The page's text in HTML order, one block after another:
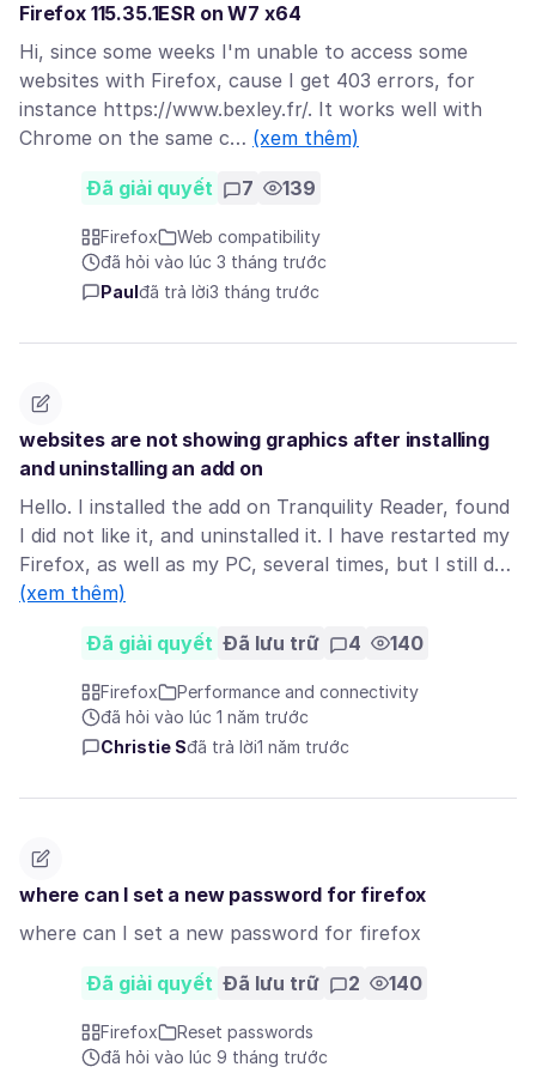
Firefox 115.35.1ESR on W7 x64
Hi, since some weeks I'm unable to access some
websites with Firefox, cause I get 403 errors, for
instance https://www.bexley.fr/. It works well with
Chrome on the same c… (xem thêm)
Đã giải quyết 7 139
Firefox
Web compatibility
đã hỏi vào lúc 3 tháng trước
Paul đã trả lời3 tháng trước
websites are not showing graphics after installing
and uninstalling an add on
Hello. I installed the add on Tranquility Reader, found
I did not like it, and uninstalled it. I have restarted my
Firefox, as well as my PC, several times, but I still d…
(xem thêm)
Đã giải quyết Đã lưu trữ 4 140
Firefox
Performance and connectivity
đã hỏi vào lúc 1 năm trước
Christie Sđã trả lời1 năm trước
where can I set a new password for firefox
where can I set a new password for firefox
Đã giải quyết Đã lưu trữ 2 140
Firefox
Reset passwords
đã hỏi vào lúc 9 tháng trước